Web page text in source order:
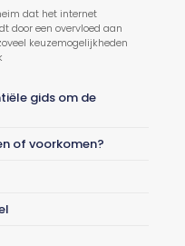
dat het internet
door een overvloed aan
keuzemogelijkheden
gids om de
of voorkomen?